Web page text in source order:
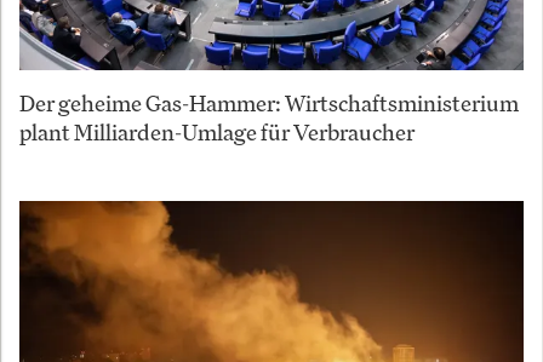
Der geheime Gas-Hammer: Wirtschaftsministerium
plant Milliarden-Umlage für Verbraucher